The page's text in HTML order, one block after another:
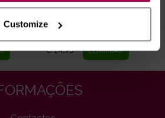
Customize
de
Preservativos Durex® -
Extra Seguro 12un
€ 14.95